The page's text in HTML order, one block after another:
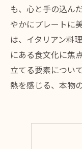
も、心と手の込ん
やかにプレートに
は、イタリアン料
にある食文化に焦
立てる要素につい
熱を感じる、本物